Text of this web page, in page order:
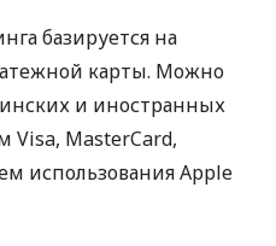
базируется на
карты. Можно
и иностранных
Visa, MasterCard,
использования Apple